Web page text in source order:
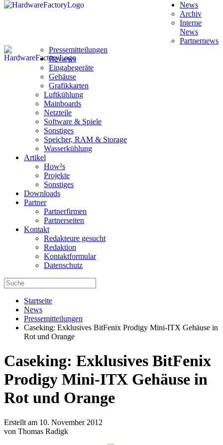
News
Archiv
Interne
News
Partnernews
Pressemitteilungen
Reviews
Eingabegeräte
Gehäuse
Grafikkarten
Luftkühlung
Mainboards
Netzteile
Software & Spiele
Sonstiges
Speicher, RAM & Storage
Wasserkühlung
Artikel
How²s
Projekte
Sonstiges
Downloads
Partner
Partnerfirmen
Partnerseiten
Kontakt
Redakteure gesucht
Redaktion
Kontaktformular
Datenschutz
Startseite
News
Pressemitteilungen
Caseking: Exklusives BitFenix Prodigy Mini-ITX Gehäuse in
Rot und Orange
Caseking: Exklusives BitFenix
Prodigy Mini-ITX Gehäuse in
Rot und Orange
Erstellt am 10. November 2012
von Thomas Radigk